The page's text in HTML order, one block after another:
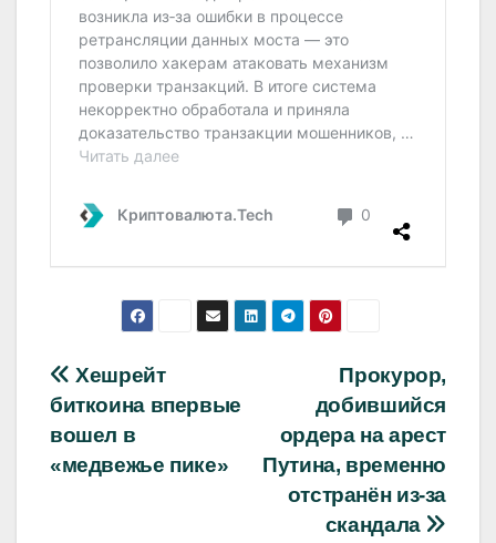
Навигация
по
записям
Прокурор,
добившийся
ордера на арест
Путина, временно
отстранён из-за
скандала
Хешрейт
биткоина впервые
вошел в
«медвежье пике»